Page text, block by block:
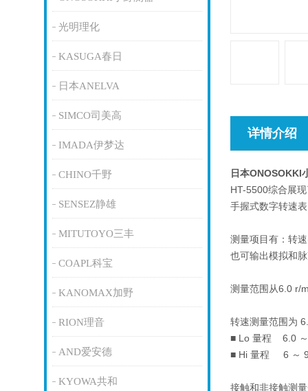
光明理化
KASUGA春日
日本ANELVA
SIMCO司美高
IMADA伊梦达
CHINO千野
SENSEZ静雄
MITUTOYO三丰
COAPL科宝
KANOMAX加野
RION理音
AND爱安德
KYOWA共和
详情介绍
日本ONOSOKKI
HT-5500综合展
手握式数字转速
测量项目有：转
也可输出模拟和
测量范围从6.0 r/
转速测量范围为
■ Lo 量程 6.0 ～
■ Hi 量程 6 ～
接触和非接触测